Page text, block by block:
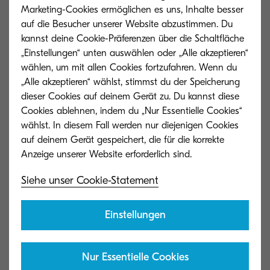
Funktionen und sind gleichzeitig kostengünstig in
Betrieb und Wartung. So können Organisationen
die Digitalisierung ihrer Prozesse effizient
vorantreiben und sich in der sich wandelnden
Arbeitswelt zukunftssicher aufstellen“, erklärt
Ralph Rotmann, Business Development Manager
bei Kyocera Document Solutions. „Damit
unterstreichen wir unser Engagement für
nachhaltiges Produktdesign und
auf Langlebigkeit ausgelegt, ermöglichen
Marketing-Cookies ermöglichen es uns, Inhalte besser
auf die Besucher unserer Website abzustimmen. Du
kannst deine Cookie-Präferenzen über die Schaltfläche
„Einstellungen“ unten auswählen oder „Alle akzeptieren“
wählen, um mit allen Cookies fortzufahren. Wenn du
„Alle akzeptieren“ wählst, stimmst du der Speicherung
dieser Cookies auf deinem Gerät zu. Du kannst diese
Cookies ablehnen, indem du „Nur Essentielle Cookies“
wählst. In diesem Fall werden nur diejenigen Cookies
auf deinem Gerät gespeichert, die für die korrekte
Siehe unser Cookie-Statement
Einstellungen
Nur Essentielle Cookies